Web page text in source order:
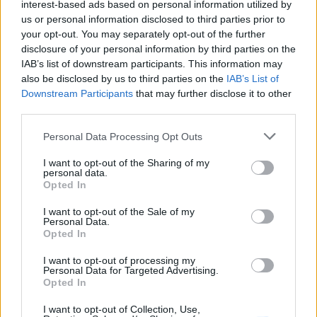
interest-based ads based on personal information utilized by
us or personal information disclosed to third parties prior to
your opt-out. You may separately opt-out of the further
disclosure of your personal information by third parties on the
IAB’s list of downstream participants. This information may
also be disclosed by us to third parties on the IAB’s List of
Downstream Participants that may further disclose it to other
Personal Data Processing Opt Outs
I want to opt-out of the Sharing of my
personal data.
Opted In
I want to opt-out of the Sale of my
Personal Data.
Opted In
I want to opt-out of processing my
Personal Data for Targeted Advertising.
Opted In
I want to opt-out of Collection, Use,
τραγούδια έχουν πολύ περισσότερες
«ζωές» από όσες νομίζαμε
Η κωμωδία που σατίρισε τον
νεοπλουτισμό και παραμένει
επίκαιρη
Ρώμα που αξίζει να δούμε ξανά στις
5 ταινίες του Netflix για να δεις
στις διακοπές
Aνάλαφρες, διασκεδαστικές και
ταξιδιάρικες ιστορίες που προσφέρουν